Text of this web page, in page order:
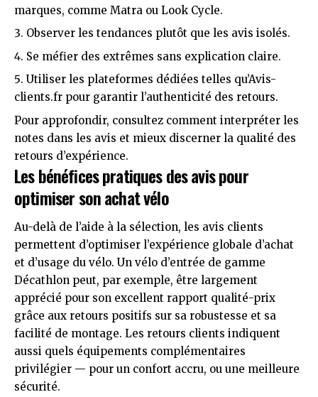
marques, comme Matra ou Look Cycle.
Observer les tendances plutôt que les avis isolés.
Se méfier des extrêmes sans explication claire.
Utiliser les plateformes dédiées telles qu’Avis-
clients.fr pour garantir l’authenticité des retours.
Pour approfondir, consultez comment interpréter les
notes dans les avis et mieux discerner la qualité des
retours d’expérience.
Les bénéfices pratiques des avis pour
optimiser son achat vélo
Au-delà de l’aide à la sélection, les avis clients
permettent d’optimiser l’expérience globale d’achat
et d’usage du vélo. Un vélo d’entrée de gamme
Décathlon peut, par exemple, être largement
apprécié pour son excellent rapport qualité-prix
grâce aux retours positifs sur sa robustesse et sa
facilité de montage. Les retours clients indiquent
aussi quels équipements complémentaires
privilégier — pour un confort accru, ou une meilleure
sécurité.